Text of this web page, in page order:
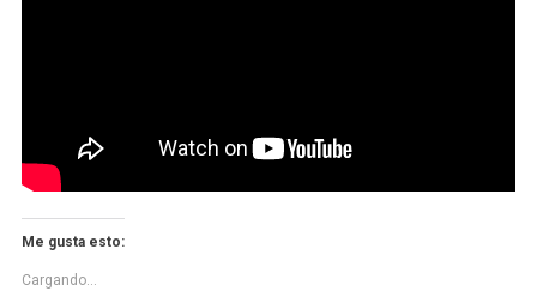
Me gusta esto:
Cargando...